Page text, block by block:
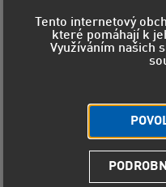
Subida al Fito
za účasti Liqui
Tento internetový
které pomáhají k
Využíváním našich